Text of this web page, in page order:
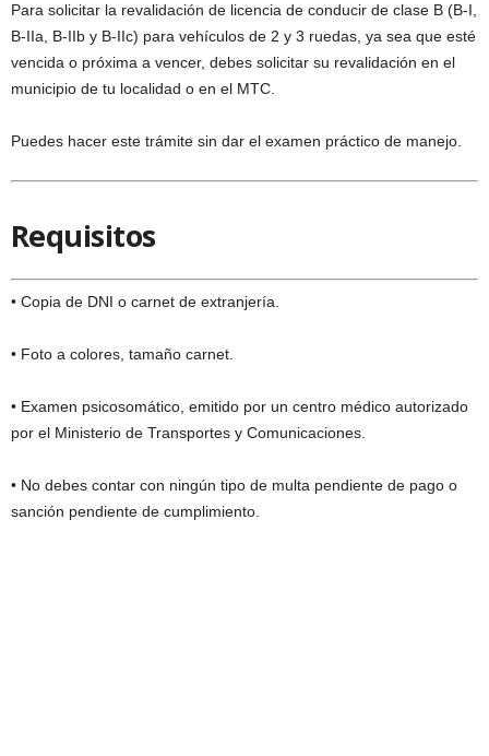
Para solicitar la revalidación de licencia de conducir de clase B (B-I,
B-IIa, B-IIb y B-IIc) para vehículos de 2 y 3 ruedas, ya sea que esté
vencida o próxima a vencer, debes solicitar su revalidación en el
municipio de tu localidad o en el MTC.
Puedes hacer este trámite sin dar el examen práctico de manejo.
Requisitos
• Copia de DNI o carnet de extranjería.
• Foto a colores, tamaño carnet.
• Examen psicosomático, emitido por un centro médico autorizado
por el Ministerio de Transportes y Comunicaciones.
• No debes contar con ningún tipo de multa pendiente de pago o
sanción pendiente de cumplimiento.